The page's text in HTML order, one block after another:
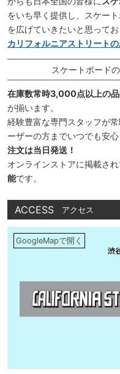
をいち早く提供し、スケー
を広げていきたいと思ってお
カリフォルニアストリート
スケートボード
在庫数常時3,000点以上の品
が揃います。
経験豊富な専門スタッフが
ーザーの方までいつでも安心
注文は当日発送！
オンラインストアに掲載さ
能です。
ACCESS アクセス
GoogleMapで開く